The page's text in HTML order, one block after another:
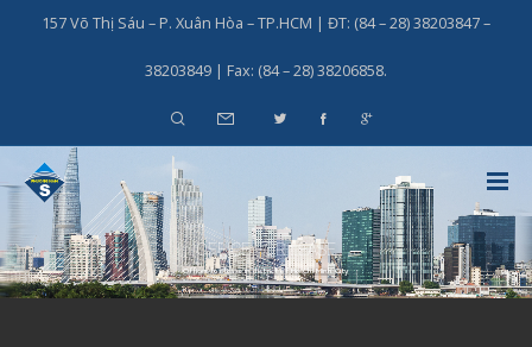
157 Võ Thị Sáu – P. Xuân Hòa – TP.HCM | ĐT: (84 – 28) 38203847 –
38203849 | Fax: (84 – 28) 38206858.
OFFICE FOR LEASE
Offices for lease in district of Ho Chi Minh City